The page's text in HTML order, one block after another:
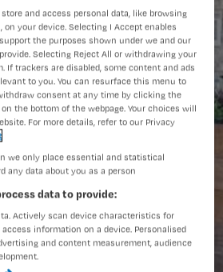
and access personal data, like browsing
your device. Selecting I Accept enables
the purposes shown under we and our
Selecting Reject All or withdrawing your
If trackers are disabled, some content and ads
to you. You can resurface this menu to
consent at any time by clicking the
the bottom of the webpage. Your choices will
For more details, refer to our Privacy
we only place essential and statistical
any data about you as a person
data to provide:
Actively scan device characteristics for
information on a device. Personalised
and content measurement, audience